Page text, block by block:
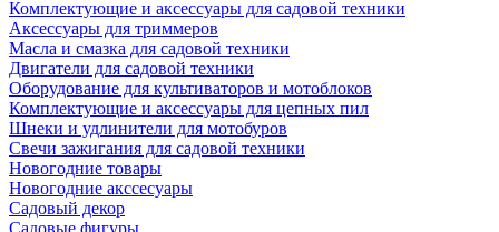
Комплектующие и аксессуары для садовой техники
Аксессуары для триммеров
Масла и смазка для садовой техники
Двигатели для садовой техники
Оборудование для культиваторов и мотоблоков
Комплектующие и аксессуары для цепных пил
Шнеки и удлинители для мотобуров
Свечи зажигания для садовой техники
Новогодние товары
Новогодние акссесуары
Садовый декор
Садовые фигуры